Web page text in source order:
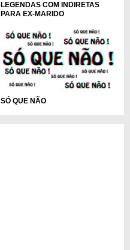
LEGENDAS COM INDIRETAS
PARA EX-MARIDO
SÓ QUE NÃO